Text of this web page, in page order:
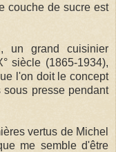
couche de sucre est
, un grand cuisinier
siècle (1865-1934),
l'on doit le concept
sous presse pendant
vertus de Michel
me semble d'être